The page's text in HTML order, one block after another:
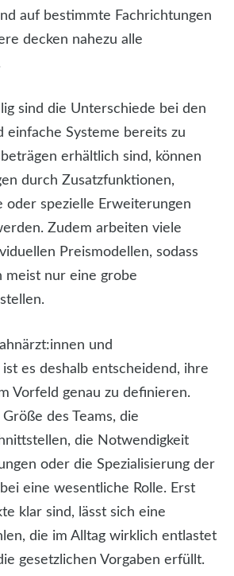
auf bestimmte Fachrichtungen
decken nahezu alle
sind die Unterschiede bei den
einfache Systeme bereits zu
erhältlich sind, können
durch Zusatzfunktionen,
oder spezielle Erweiterungen
Zudem arbeiten viele
Preismodellen, sodass
meist nur eine grobe
und
es deshalb entscheidend, ihre
Vorfeld genau zu definieren.
des Teams, die
die Notwendigkeit
oder die Spezialisierung der
eine wesentliche Rolle. Erst
klar sind, lässt sich eine
die im Alltag wirklich entlastet
gesetzlichen Vorgaben erfüllt.